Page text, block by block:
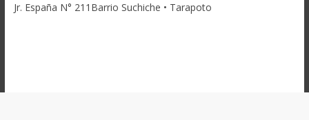
Jr. España N° 211Barrio Suchiche • Tarapoto